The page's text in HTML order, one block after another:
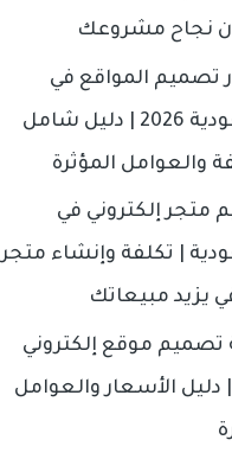
نجاح مشروعك
تصميم المواقع في
السعودية 2026 | دليل شامل
والعوامل المؤثرة
متجر إلكتروني في
| تكلفة وإنشاء متجر
يزيد مبيعاتك
تصميم موقع إلكتروني
2026 | دليل الأسعار والعوامل